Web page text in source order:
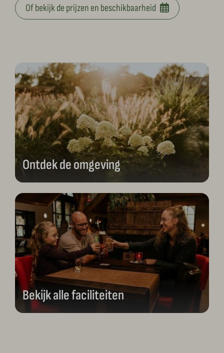
Of bekijk de prijzen en beschikbaarheid
Ontdek de omgeving
Bekijk alle faciliteiten